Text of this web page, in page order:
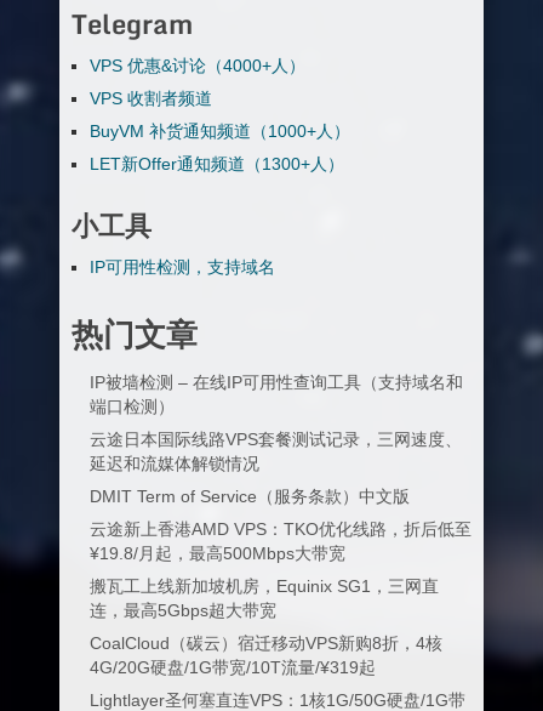
Telegram
VPS 优惠&讨论（4000+人）
VPS 收割者频道
BuyVM 补货通知频道（1000+人）
LET新Offer通知频道（1300+人）
小工具
IP可用性检测，支持域名
热门文章
IP被墙检测 – 在线IP可用性查询工具（支持域名和
端口检测）
云途日本国际线路VPS套餐测试记录，三网速度、
延迟和流媒体解锁情况
DMIT Term of Service（服务条款）中文版
云途新上香港AMD VPS：TKO优化线路，折后低至
¥19.8/月起，最高500Mbps大带宽
搬瓦工上线新加坡机房，Equinix SG1，三网直
连，最高5Gbps超大带宽
CoalCloud（碳云）宿迁移动VPS新购8折，4核
4G/20G硬盘/1G带宽/10T流量/¥319起
Lightlayer圣何塞直连VPS：1核1G/50G硬盘/1G带